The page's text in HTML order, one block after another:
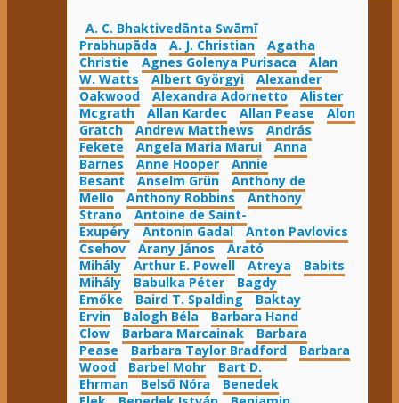
A. C. Bhaktivedānta Swāmī
Prabhupāda
A. J. Christian
Agatha
Christie
Agnes Golenya Purisaca
Alan
W. Watts
Albert Györgyi
Alexander
Oakwood
Alexandra Adornetto
Alister
Mcgrath
Allan Kardec Allan Pease
Alon
Gratch
Andrew Matthews
András
Fekete
Angela Maria Marui
Anna
Barnes
Anne Hooper
Annie
Besant
Anselm Grün
Anthony de
Mello
Anthony Robbins
Anthony
Strano
Antoine de Saint-
Exupéry
Antonin Gadal
Anton Pavlovics
Csehov
Arany János
Arató
Mihály
Arthur E. Powell Atreya
Babits
Mihály
Babulka Péter
Bagdy
Emőke
Baird T. Spalding
Baktay
Ervin
Balogh Béla
Barbara Hand
Clow
Barbara Marcainak
Barbara
Pease
Barbara Taylor Bradford
Barbara
Wood
Barbel Mohr
Bart D.
Ehrman
Belső Nóra
Benedek